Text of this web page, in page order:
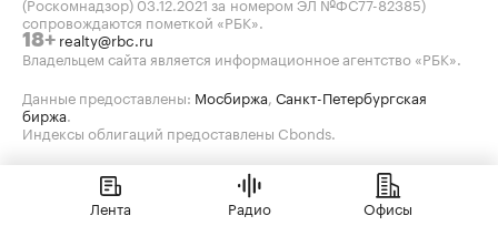
сопровождаются пометкой «РБК».
18+ realty@rbc.ru
Владельцем сайта является информационное агентство «РБК».
Данные предоставлены: Мосбиржа Санкт-Петербургская
биржа
Индексы облигаций предоставлены Cbonds.
Лента Радио Офисы